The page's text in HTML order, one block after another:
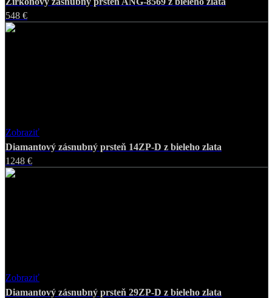
548 €
Zobraziť
Diamantový zásnubný prsteň 14ZP-D z bieleho zlata
1248 €
Zobraziť
Diamantový zásnubný prsteň 29ZP-D z bieleho zlata